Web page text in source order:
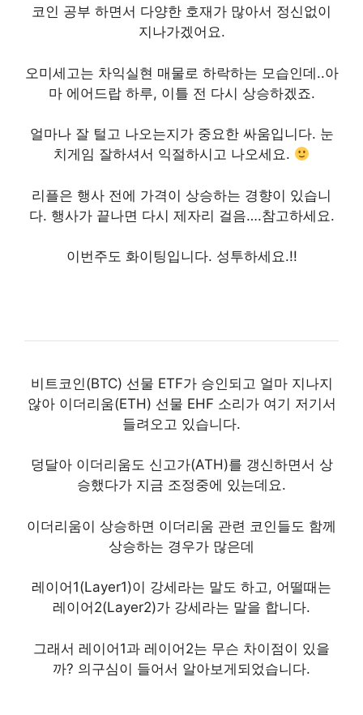
코인 공부 하면서 다양한 호재가 많아서 정신없이
지나가겠어요.
오미세고는 차익실현 매물로 하락하는 모습인데..아
마 에어드랍 하루, 이틀 전 다시 상승하겠죠.
얼마나 잘 털고 나오는지가 중요한 싸움입니다. 눈
치게임 잘하셔서 익절하시고 나오세요.
리플은 행사 전에 가격이 상승하는 경향이 있습니
다. 행사가 끝나면 다시 제자리 걸음….참고하세요.
이번주도 화이팅입니다. 성투하세요.!!
비트코인(BTC) 선물 ETF가 승인되고 얼마 지나지
않아 이더리움(ETH) 선물 EHF 소리가 여기 저기서
들려오고 있습니다.
덩달아 이더리움도 신고가(ATH)를 갱신하면서 상
승했다가 지금 조정중에 있는데요.
이더리움이 상승하면 이더리움 관련 코인들도 함께
상승하는 경우가 많은데
레이어1(Layer1)이 강세라는 말도 하고, 어떨때는
레이어2(Layer2)가 강세라는 말을 합니다.
그래서 레이어1과 레이어2는 무슨 차이점이 있을
까? 의구심이 들어서 알아보게되었습니다.